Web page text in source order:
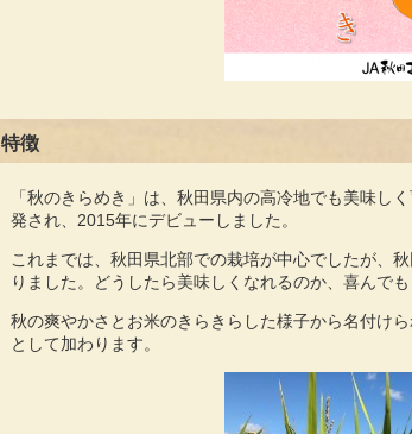
特徴
「秋のきらめき」は、秋田県内の高冷地でも美味し
発され、2015年にデビューしました。
これまでは、秋田県北部での栽培が中心でしたが、
りました。どうしたら美味しくなれるのか、喜んで
秋の爽やかさとお米のきらきらした様子から名付け
として加わります。